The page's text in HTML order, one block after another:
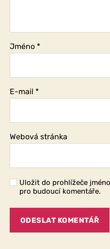
Jméno *
E-mail *
Webová stránka
Uložit do prohlížeče
pro budoucí komentáře.